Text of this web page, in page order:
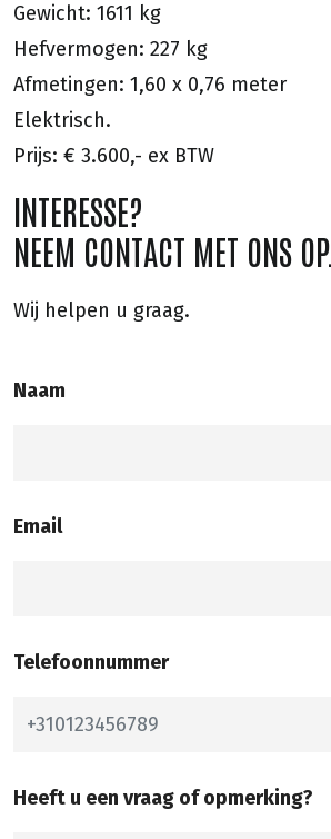
Gewicht: 1611 kg
Hefvermogen: 227 kg
Afmetingen: 1,60 x 0,76 meter
Elektrisch.
Prijs: € 3.600,- ex BTW
INTERESSE?
NEEM CONTACT MET ONS OP.
Wij helpen u graag.
Naam
Email
Telefoonnummer
Heeft u een vraag of opmerking?